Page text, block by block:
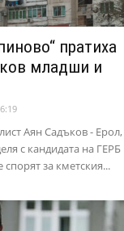
пратиха
младши и
Аян Садъков - Ерол,
с кандидата на ГЕРБ
за кметския...